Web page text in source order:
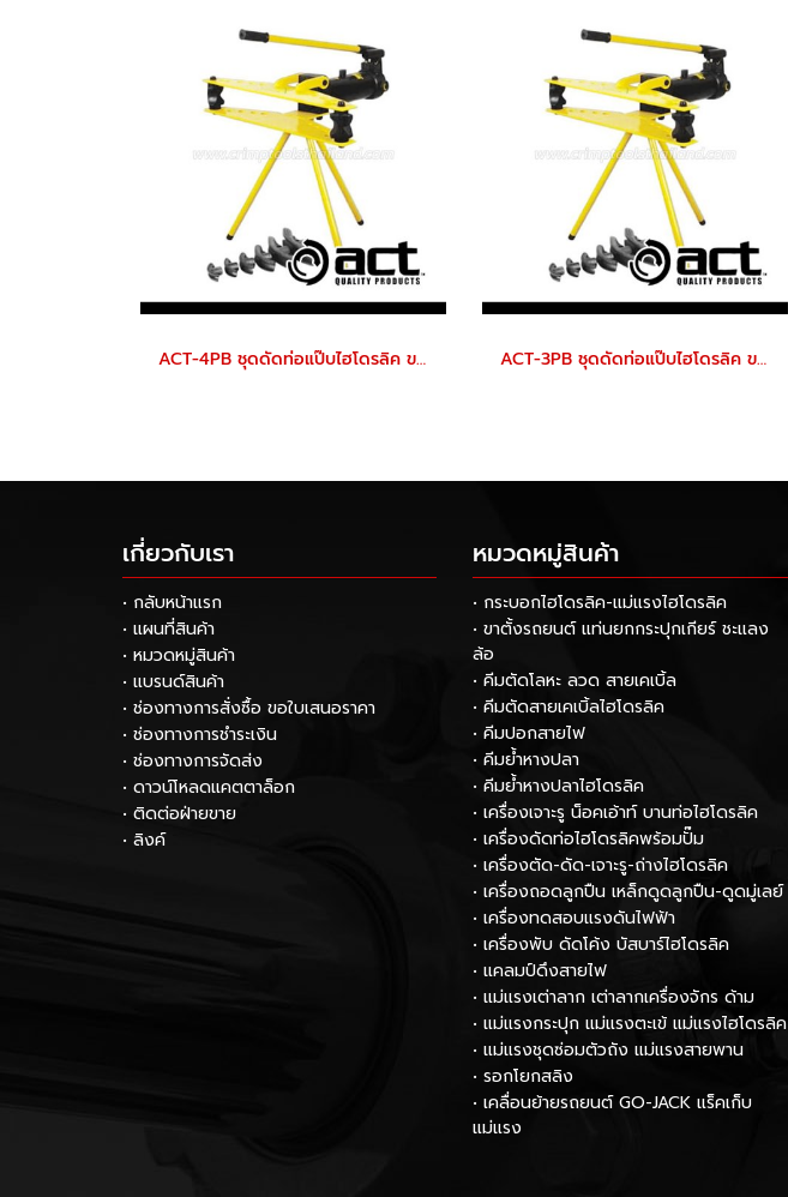
ACT-4PB ชุดดัดท่อแป๊บไฮโดรลิค ขนาด 1/2-4 นิ้ว แบบมือโยก พร้อมลูกดัดท่อ 8 ขนาด "ACT" ACT-3PB ชุดดัดท่อแป๊บไฮโดรลิค ขนาด 1/2-3 นิ้ว แบบมือโยก พร้อมลูกดัดท่อ 8 ขนาด "ACT"
เกี่ยวกับเรา
• กลับหน้าแรก
• แผนที่สินค้า
• หมวดหมู่สินค้า
• แบรนด์สินค้า
• ช่องทางการสั่งซื้อ ขอใบเสนอราคา
• ช่องทางการชำระเงิน
• ช่องทางการจัดส่ง
• ดาวน์โหลดแคตตาล็อก
• ติดต่อฝ่ายขาย
• ลิงค์
หมวดหมู่สินค้า
• กระบอกไฮโดรลิค-แม่แรงไฮโดรลิค
• ขาตั้งรถยนต์ แท่นยกกระปุกเกียร์ ชะแลง
ล้อ
• คีมตัดโลหะ ลวด สายเคเบิ้ล
• คีมตัดสายเคเบิ้ลไฮโดรลิค
• คีมปอกสายไฟ
• คีมย้ำหางปลา
• คีมย้ำหางปลาไฮโดรลิค
• เครื่องเจาะรู น็อคเอ้าท์ บานท่อไฮโดรลิค
• เครื่องดัดท่อไฮโดรลิคพร้อมปั๊ม
• เครื่องตัด-ดัด-เจาะรู-ถ่างไฮโดรลิค
• เครื่องถอดลูกปืน เหล็กดูดลูกปืน-ดูดมู่เลย์
• เครื่องทดสอบแรงดันไฟฟ้า
• เครื่องพับ ดัดโค้ง บัสบาร์ไฮโดรลิค
• แคลมป์ดึงสายไฟ
• แม่แรงเต่าลาก เต่าลากเครื่องจักร ด้าม
• แม่แรงกระปุก แม่แรงตะเข้ แม่แรงไฮโดรลิค
• แม่แรงชุดซ่อมตัวถัง แม่แรงสายพาน
• รอกโยกสลิง
• เคลื่อนย้ายรถยนต์ GO-JACK แร็คเก็บ
แม่แรง